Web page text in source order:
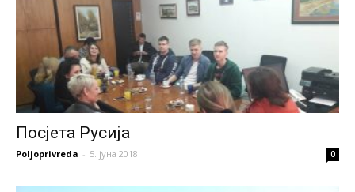
Посјета Русија
Poljoprivreda - 5. јуна 2018. 0